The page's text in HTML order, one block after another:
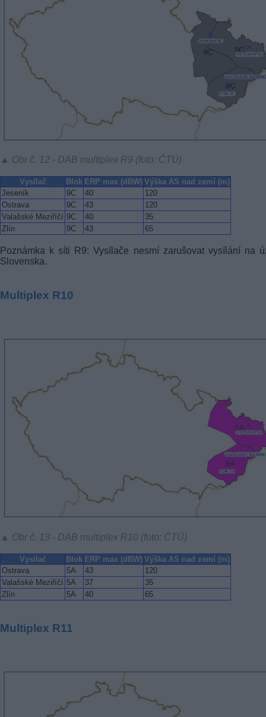
▲ Obr č. 12 - DAB multiplex R9 (foto: ČTÚ)
Vysílač Blok ERP max (dBW) Výška AS nad zemí (m)
Jeseník
9C 40
120
Ostrava
9C 43
120
Valašské Meziříčí 9C 40
35
Zlín
9C 43 65
Poznámka k síti R9: Vysílače nesmí zarušovat vysílání na
Slovenska.
Multiplex R10
▲ Obr č. 13 - DAB multiplex R10 (foto: ČTÚ)
Vysílač Blok ERP max (dBW) Výška AS nad zemí (m)
Ostrava
5A 43
120
Valašské Meziříčí 5A 37
35
Zlín
5A 40 65
Multiplex R11